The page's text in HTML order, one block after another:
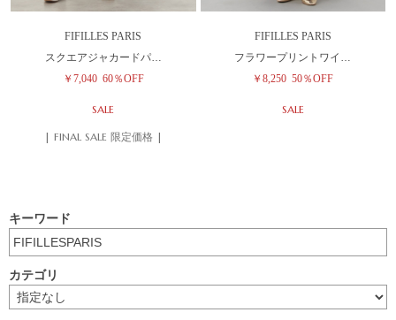
FIFILLES PARIS
スクエアジャカードパ…
￥7,040 60％OFF
SALE
| FINAL SALE 限定価格 |
FIFILLES PARIS
フラワープリントワイ…
￥8,250 50％OFF
SALE
キーワード
カテゴリ